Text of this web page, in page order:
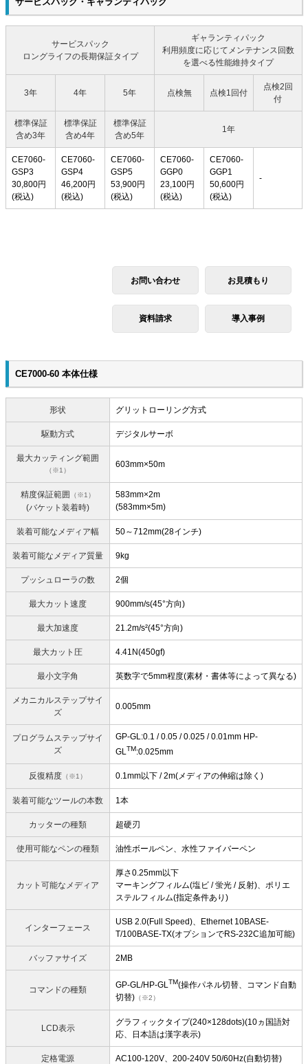
サービスパック
ロングライフの長期保証タイプ
ギャランティパック
利用頻度に応じてメンテナンス回数
を選べる性能維持タイプ
3年 4年 5年 点検無 点検1回付
点検2回
付
標準保証
含め3年
標準保証
含め4年
標準保証
含め5年
1年
CE7060-
GSP3
30,800円
(税込)
CE7060-
GSP4
46,200円
(税込)
CE7060-
GSP5
53,900円
(税込)
CE7060-
GGP0
23,100円
(税込)
CE7060-
GGP1
50,600円
(税込)
-
お問い合わせ お見積もり
資料請求 導入事例
CE7000-60 本体仕様
形状 グリットローリング方式
駆動方式 デジタルサーボ
最大カッティング範囲
（※1）
603mm×50m
精度保証範囲 （※1）
(バケット装着時)
583mm×2m
(583mm×5m)
装着可能なメディア幅 50～712mm(28インチ)
装着可能なメディア質量 9kg
プッシュローラの数 2個
最大カット速度 900mm/s(45°方向)
最大加速度 21.2m/s²(45°方向)
最大カット圧 4.41N(450gf)
最小文字角 英数字で5mm程度(素材・書体等によって異なる)
メカニカルステップサイ
ズ
0.005mm
プログラムステップサイ
ズ
GP-GL:0.1 / 0.05 / 0.025 / 0.01mm HP-
GLTM:0.025mm
反復精度 （※1） 0.1mm以下 / 2m(メディアの伸縮は除く)
装着可能なツールの本数 1本
カッターの種類 超硬刃
使用可能なペンの種類 油性ボールペン、水性ファイバーペン
カット可能なメディア
厚さ0.25mm以下
マーキングフィルム(塩ビ / 蛍光 / 反射)、ポリエ
ステルフィルム(指定条件あり)
インターフェース
USB 2.0(Full Speed)、Ethernet 10BASE-
T/100BASE-TX(オプションでRS-232C追加可能)
バッファサイズ 2MB
コマンドの種類 GP-GL/HP-GLTM(操作パネル切替、コマンド自動
切替) （※2）
LCD表示
グラフィックタイプ(240×128dots)(10ヵ国語対
応、日本語は漢字表示)
定格電源 AC100-120V、200-240V 50/60Hz(自動切替)